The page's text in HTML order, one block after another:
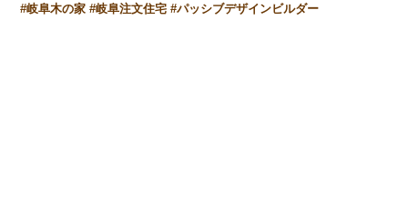
#岐阜木の家 #岐阜注文住宅 #パッシブデザインビルダー